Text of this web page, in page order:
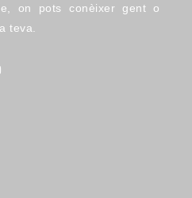
on pots conèixer gent o
teva.